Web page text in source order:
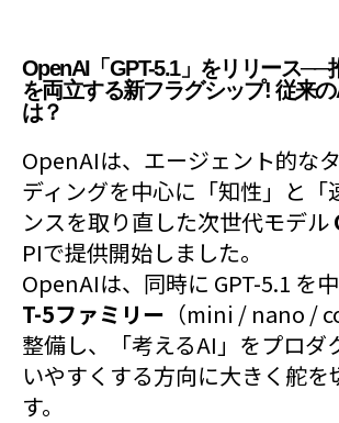
OpenAI「GPT-5.1」をリリース──
を両立する新フラグシップ! 従来
は？
OpenAIは、エージェント的な
ディングを中心に「知性」と「
ンスを取り直した次世代モデル
PIで提供開始しました。
OpenAIは、同時に GPT-5.1 を
T-5ファミリー （mini / nano /
整備し、「考えるAI」をプロダ
いやすくする方向に大きく舵を
す。